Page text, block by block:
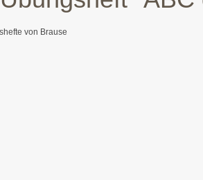
von Brause